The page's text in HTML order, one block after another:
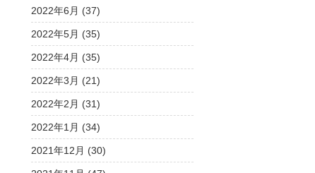
2022年6月 (37)
2022年5月 (35)
2022年4月 (35)
2022年3月 (21)
2022年2月 (31)
2022年1月 (34)
2021年12月 (30)